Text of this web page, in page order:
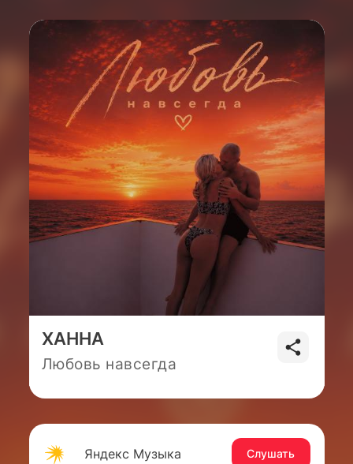
ХАННА
Любовь навсегда
Яндекс Музыка Слушать